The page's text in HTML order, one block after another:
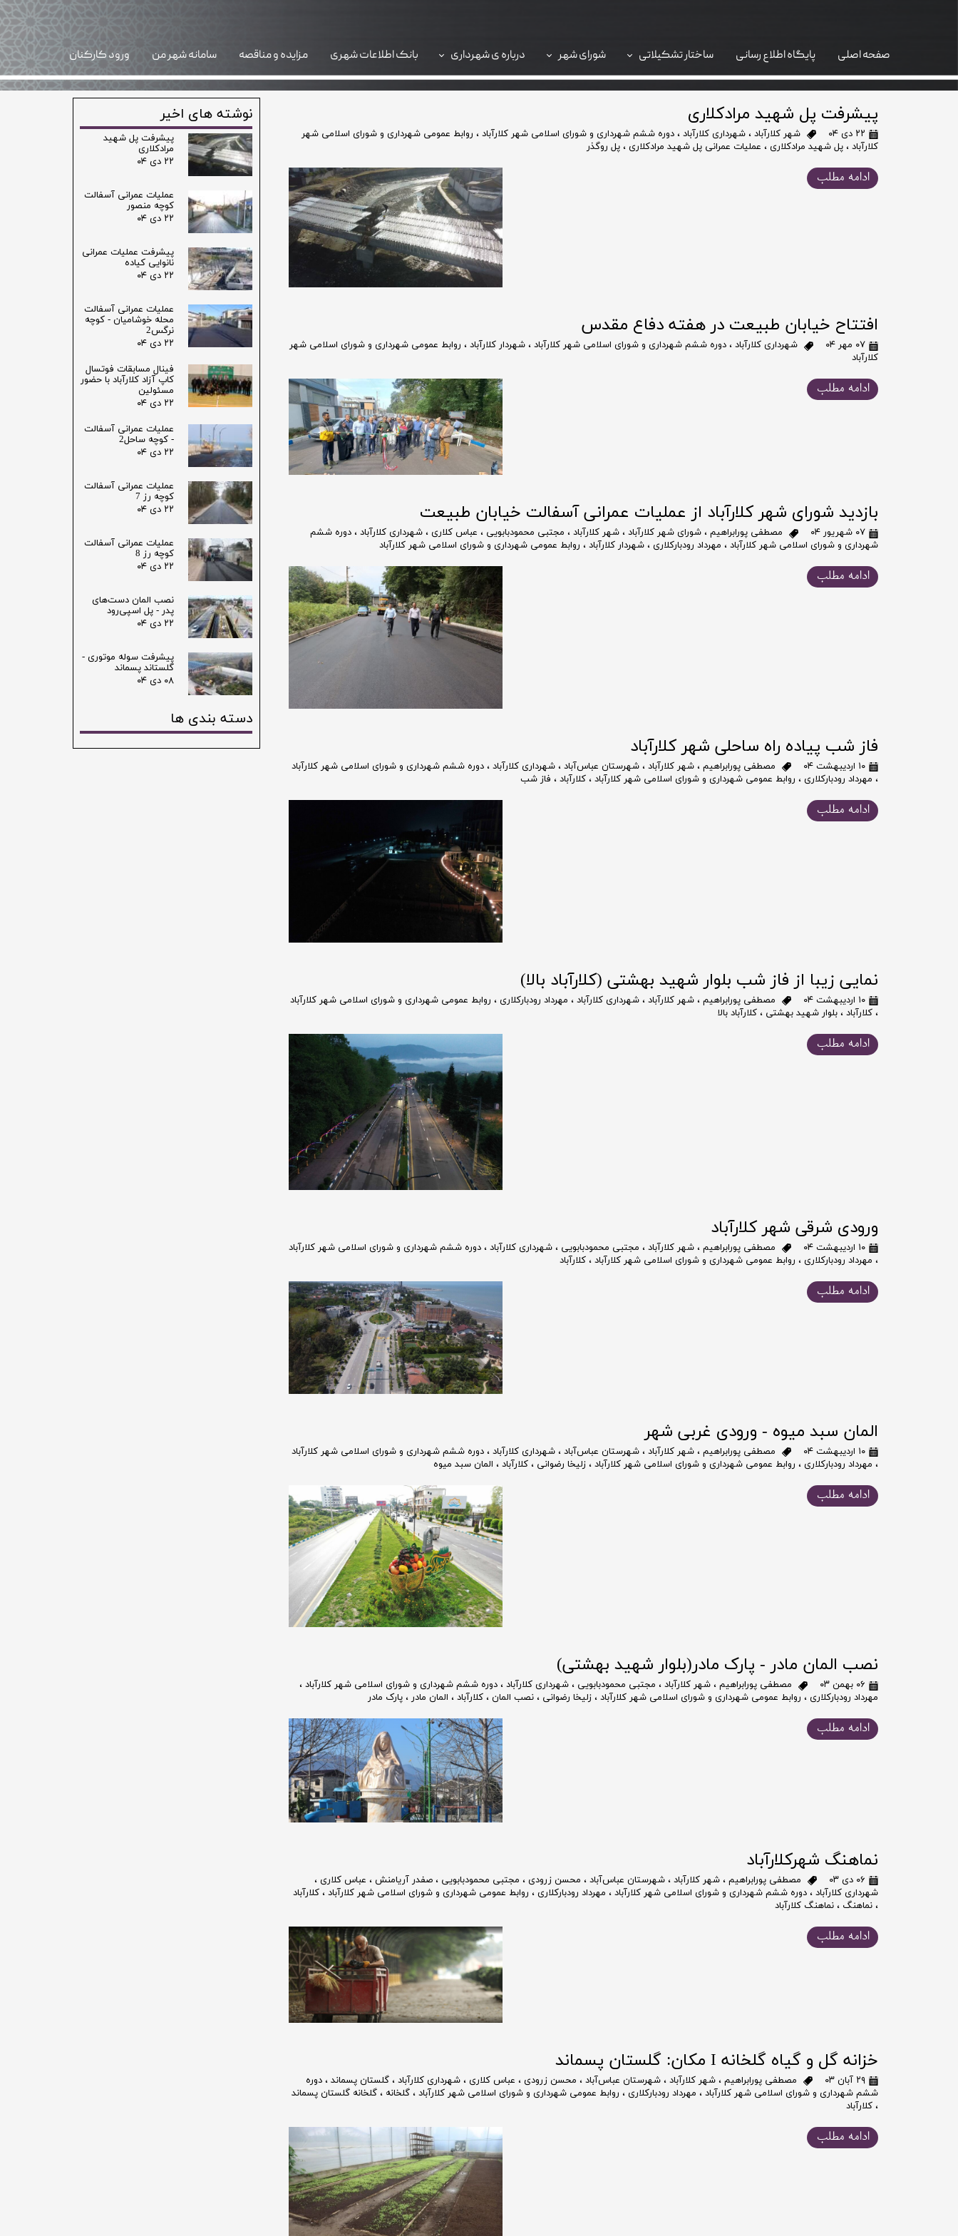
صفحه اصلی پایگاه اطلاع رسانی ساختار تشکیلاتی شورای شهر درباره ی شهرداری بانک اطلاعات شهری مزایده و مناقصه سامانه شهر من ورود کارکنان
پیشرفت پل شهید مرادکلاری
۲۲ دی ۰۴ شهر کلارآباد ، شهرداری کلارآباد ، دوره ششم شهرداری و شورای اسلامی شهر کلارآباد ، روابط عمومی شهرداری و شورای اسلامی شهر
کلارآباد ، پل شهید مرادکلاری ، عملیات عمرانی پل شهید مرادکلاری ، پل روگذر
ادامه مطلب
افتتاح خیابان طبیعت در هفته دفاع مقدس
۰۷ مهر ۰۴ شهرداری کلارآباد ، دوره ششم شهرداری و شورای اسلامی شهر کلارآباد ، شهردار کلارآباد ، روابط عمومی شهرداری و شورای اسلامی شهر
کلارآباد
ادامه مطلب
بازدید شورای شهر کلارآباد از عملیات عمرانی آسفالت خیابان طبیعت
۰۷ شهریور ۰۴ مصطفی پورابراهیم ، شورای شهر کلارآباد ، شهر کلارآباد ، مجتبی محمودبابویی ، عباس کلاری ، شهرداری کلارآباد ، دوره ششم
شهرداری و شورای اسلامی شهر کلارآباد ، مهرداد رودبارکلاری ، شهردار کلارآباد ، روابط عمومی شهرداری و شورای اسلامی شهر کلارآباد
ادامه مطلب
فاز شب پیاده راه ساحلی شهر کلارآباد
۱۰ اردیبهشت ۰۴ مصطفی پورابراهیم ، شهر کلارآباد ، شهرستان عباس‌آباد ، شهرداری کلارآباد ، دوره ششم شهرداری و شورای اسلامی شهر کلارآباد
، مهرداد رودبارکلاری ، روابط عمومی شهرداری و شورای اسلامی شهر کلارآباد ، کلارآباد ، فاز شب
ادامه مطلب
نمایی زیبا از فاز شب بلوار شهید بهشتی (کلارآباد بالا)
۱۰ اردیبهشت ۰۴ مصطفی پورابراهیم ، شهر کلارآباد ، شهرداری کلارآباد ، مهرداد رودبارکلاری ، روابط عمومی شهرداری و شورای اسلامی شهر کلارآباد
، کلارآباد ، بلوار شهید بهشتی ، کلارآباد بالا
ادامه مطلب
ورودی شرقی شهر کلارآباد
۱۰ اردیبهشت ۰۴ مصطفی پورابراهیم ، شهر کلارآباد ، مجتبی محمودبابویی ، شهرداری کلارآباد ، دوره ششم شهرداری و شورای اسلامی شهر کلارآباد
، مهرداد رودبارکلاری ، روابط عمومی شهرداری و شورای اسلامی شهر کلارآباد ، کلارآباد
ادامه مطلب
المان سبد میوه - ورودی غربی شهر
۱۰ اردیبهشت ۰۴ مصطفی پورابراهیم ، شهر کلارآباد ، شهرستان عباس‌آباد ، شهرداری کلارآباد ، دوره ششم شهرداری و شورای اسلامی شهر کلارآباد
، مهرداد رودبارکلاری ، روابط عمومی شهرداری و شورای اسلامی شهر کلارآباد ، زلیخا رضوانی ، کلارآباد ، المان سبد میوه
ادامه مطلب
نصب المان مادر - پارک مادر(بلوار شهید بهشتی)
۰۶ بهمن ۰۳ مصطفی پورابراهیم ، شهر کلارآباد ، مجتبی محمودبابویی ، شهرداری کلارآباد ، دوره ششم شهرداری و شورای اسلامی شهر کلارآباد ،
مهرداد رودبارکلاری ، روابط عمومی شهرداری و شورای اسلامی شهر کلارآباد ، زلیخا رضوانی ، نصب المان ، کلارآباد ، المان مادر ، پارک مادر
ادامه مطلب
نماهنگ شهرکلارآباد
۰۶ دی ۰۳ مصطفی پورابراهیم ، شهر کلارآباد ، شهرستان عباس‌آباد ، محسن زرودی ، مجتبی محمودبابویی ، صفدر آریامنش ، عباس کلاری ،
شهرداری کلارآباد ، دوره ششم شهرداری و شورای اسلامی شهر کلارآباد ، مهرداد رودبارکلاری ، روابط عمومی شهرداری و شورای اسلامی شهر کلارآباد ، کلارآباد
، نماهنگ ، نماهنگ کلارآباد
ادامه مطلب
خزانه گل و گیاه گلخانه I مکان: گلستان پسماند
۲۹ آبان ۰۳ مصطفی پورابراهیم ، شهر کلارآباد ، شهرستان عباس‌آباد ، محسن زرودی ، عباس کلاری ، شهرداری کلارآباد ، گلستان پسماند ، دوره
ششم شهرداری و شورای اسلامی شهر کلارآباد ، مهرداد رودبارکلاری ، روابط عمومی شهرداری و شورای اسلامی شهر کلارآباد ، گلخانه ، گلخانه گلستان پسماند
، کلارآباد
ادامه مطلب
نوشته های اخیر
پیشرفت پل شهید
مرادکلاری
۲۲ دی ۰۴
عملیات عمرانی آسفالت
کوچه منصور
۲۲ دی ۰۴
پیشرفت عملیات عمرانی
نانوایی کیاده
۲۲ دی ۰۴
عملیات عمرانی آسفالت
محله خوشامیان - کوچه
نرگس2
۲۲ دی ۰۴
فینال مسابقات فوتسال
کاپ آزاد کلارآباد با حضور
مسئولین
۲۲ دی ۰۴
عملیات عمرانی آسفالت
- کوچه ساحل2
۲۲ دی ۰۴
عملیات عمرانی آسفالت
کوچه رز 7
۲۲ دی ۰۴
عملیات عمرانی آسفالت
کوچه رز 8
۲۲ دی ۰۴
نصب المان دست‌های
پدر - پل اسپی‌رود
۲۲ دی ۰۴
پیشرفت سوله موتوری -
گلستاند پسماند
۰۸ دی ۰۴
دسته بندی ها